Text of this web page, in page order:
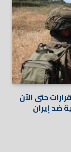
حتى الآن
ضد إيران